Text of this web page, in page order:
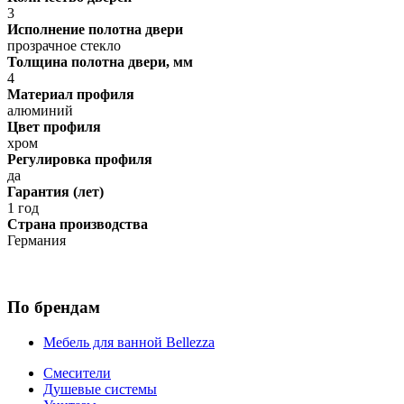
3
Исполнение полотна двери
прозрачное стекло
Толщина полотна двери, мм
4
Материал профиля
алюминий
Цвет профиля
хром
Регулировка профиля
да
Гарантия (лет)
1 год
Страна производства
Германия
По брендам
Мебель для ванной Bellezza
Смесители
Душевые системы